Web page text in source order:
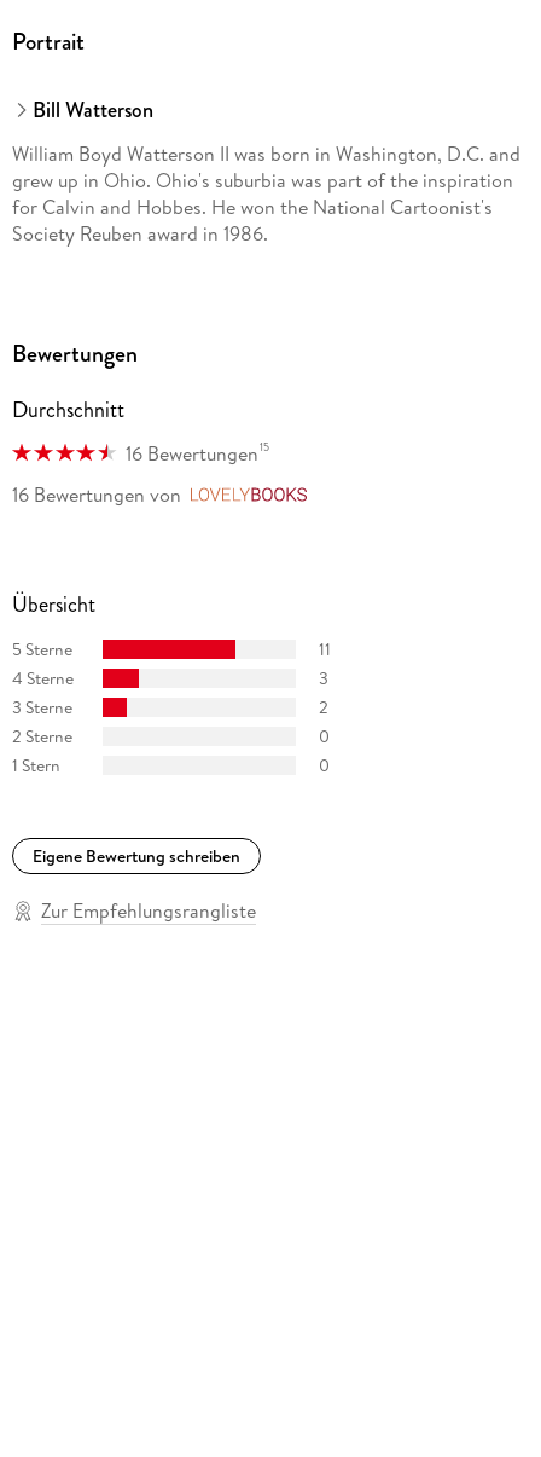
Portrait
Bill Watterson
William Boyd Watterson II was born in Washington, D.C. and
grew up in Ohio. Ohio's suburbia was part of the inspiration
for Calvin and Hobbes. He won the National Cartoonist's
Society Reuben award in 1986.
Bewertungen
Durchschnitt
16 Bewertungen15
16 Bewertungen von
Übersicht
5 Sterne
11
4 Sterne
3
3 Sterne
2
2 Sterne
0
1 Stern
0
Eigene Bewertung schreiben
Zur Empfehlungsrangliste